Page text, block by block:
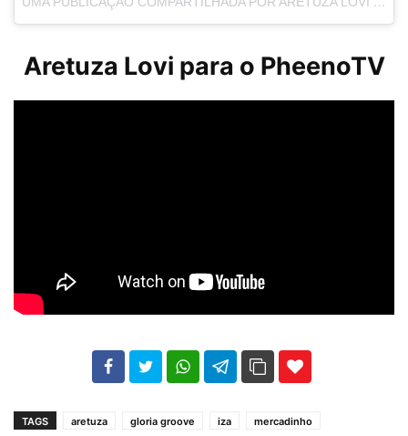
Aretuza Lovi para o PheenoTV
102 35
TAGS aretuza gloria groove iza
mercadinho